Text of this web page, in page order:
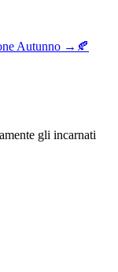
Autunno → 🍂
gli incarnati